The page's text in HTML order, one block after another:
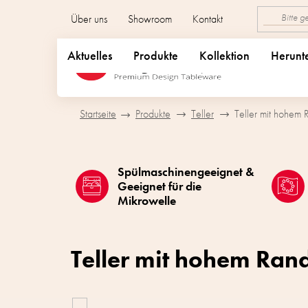
Über uns Showroom Kontakt
Aktuelles Produkte Kollektion
Startseite Produkte Teller Teller mit hohem
Teller mit hohem
Spülmaschinengeeignet &
Geeignet für die
Mikrowelle